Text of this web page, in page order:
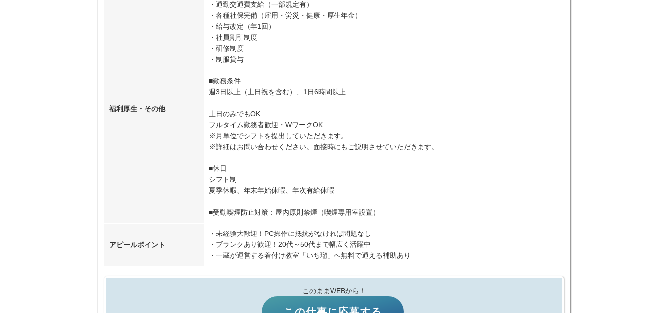
福利厚生・その他
・通勤交通費支給（一部規定有）
・各種社保完備（雇用・労災・健康・厚生年金）
・給与改定（年1回）
・社員割引制度
・研修制度
・制服貸与
■勤務条件
週3日以上（土日祝を含む）、1日6時間以上
土日のみでもOK
フルタイム勤務者歓迎・WワークOK
※月単位でシフトを提出していただきます。
※詳細はお問い合わせください。面接時にもご説明させていただきます。
■休日
シフト制
夏季休暇、年末年始休暇、年次有給休暇
■受動喫煙防止対策：屋内原則禁煙（喫煙専用室設置）
アピールポイント
・未経験大歓迎！PC操作に抵抗がなければ問題なし
・ブランクあり歓迎！20代～50代まで幅広く活躍中
・一蔵が運営する着付け教室「いち瑠」へ無料で通える補助あり
このままWEBから！